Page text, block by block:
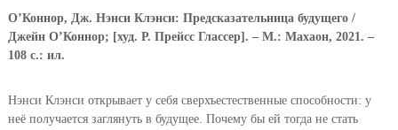
О’Коннор, Дж. Нэнси Клэнси: Предсказательница будущего /
Джейн О’Коннор; [худ. Р. Прейсс Глассер]. – М.: Махаон, 2021. –
108 с.: ил.
Нэнси Клэнси открывает у себя сверхъестественные способности: у
неё получается заглянуть в будущее. Почему бы ей тогда не стать